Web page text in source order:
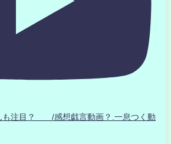
も注目？ /感想戯言動画？.一息つく動